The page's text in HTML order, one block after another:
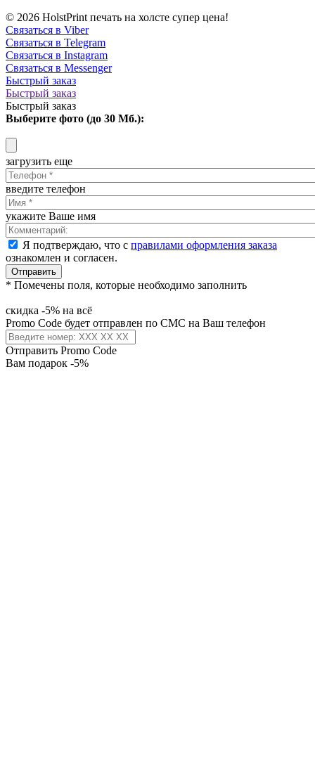
© 2026 HolstPrint печать на холсте супер цена!
Связаться в Viber
Связаться в Telegram
Связаться в Instagram
Связаться в Messenger
Быстрый заказ
Быстрый заказ
Быстрый заказ
Выберите фото (до 30 Мб.):
загрузить еще
введите телефон
укажите Ваше имя
Я подтверждаю, что с правилами оформления заказа
ознакомлен и согласен.
Отправить
* Помечены поля, которые необходимо заполнить
скидка -5% на всё
Promo Code будет отправлен по СМС на Ваш телефон
Отправить Promo Code
Вам подарок -5%